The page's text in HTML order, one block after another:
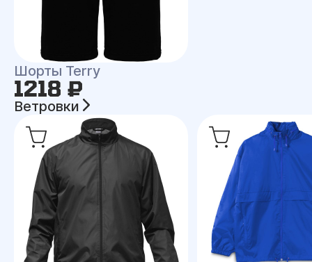
Шорты Terry
1218 ₽
Ветровки